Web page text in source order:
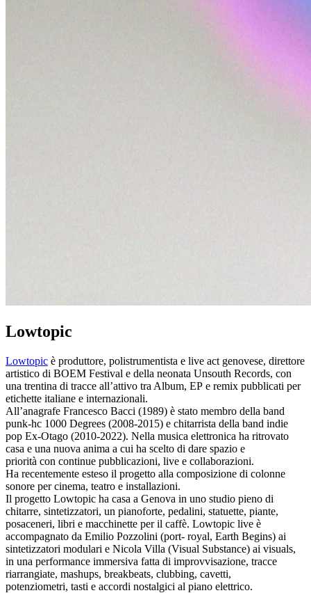
Lowtopic
Lowtopic è produttore, polistrumentista e live act genovese, direttore
artistico di BOEM Festival e della neonata Unsouth Records, con
una trentina di tracce all’attivo tra Album, EP e remix pubblicati per
etichette italiane e internazionali.
All’anagrafe Francesco Bacci (1989) è stato membro della band
punk-hc 1000 Degrees (2008-2015) e chitarrista della band indie
pop Ex-Otago (2010-2022). Nella musica elettronica ha ritrovato
casa e una nuova anima a cui ha scelto di dare spazio e
priorità con continue pubblicazioni, live e collaborazioni.
Ha recentemente esteso il progetto alla composizione di colonne
sonore per cinema, teatro e installazioni.
Il progetto Lowtopic ha casa a Genova in uno studio pieno di
chitarre, sintetizzatori, un pianoforte, pedalini, statuette, piante,
posaceneri, libri e macchinette per il caffè. Lowtopic live è
accompagnato da Emilio Pozzolini (port- royal, Earth Begins) ai
sintetizzatori modulari e Nicola Villa (Visual Substance) ai visuals,
in una performance immersiva fatta di improvvisazione, tracce
riarrangiate, mashups, breakbeats, clubbing, cavetti,
potenziometri, tasti e accordi nostalgici al piano elettrico.